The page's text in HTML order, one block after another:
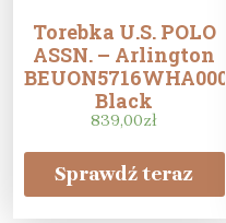
Torebka U.S. POLO
ASSN. – Arlington
BEUON5716WHA000
Black
839,00zł
Sprawdź teraz